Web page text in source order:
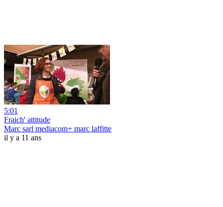
5:01
Fraich' attitude
Marc sarl mediacom+ marc laffitte
il y a 11 ans